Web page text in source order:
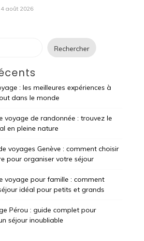
4 août 2026
Rechercher
: les meilleures expériences à
dans le monde
voyage de randonnée : trouvez le
en pleine nature
voyages Genève : comment choisir
pour organiser votre séjour
voyage pour famille : comment
idéal pour petits et grands
Pérou : guide complet pour
séjour inoubliable